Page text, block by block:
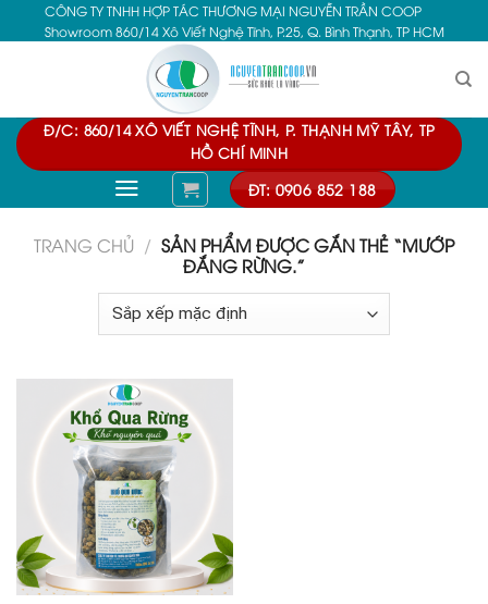
to
CÔNG TY TNHH HỢP TÁC THƯƠNG MẠI NGUYỄN TRẦN COOP
Showroom 860/14 Xô Viết Nghệ Tĩnh, P.25, Q. Bình Thạnh, TP HCM
Đ/C: 860/14 XÔ VIẾT NGHỆ TĨNH, P. THẠNH MỸ TÂY, TP
HỒ CHÍ MINH
ĐT: 0906 852 188
TRANG CHỦ / SẢN PHẨM ĐƯỢC GẮN THẺ “MƯỚP
ĐẮNG RỪNG.”